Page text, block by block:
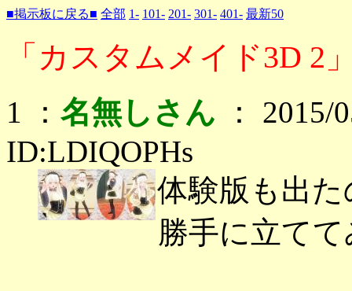
■掲示板に戻る■ 全部 1- 101- 201- 301- 401- 最新50
「カスタムメイド3D 2
1 ： 名無しさん ： 2015/
ID:LDIQOPHs
体験版も出た
勝手に立て